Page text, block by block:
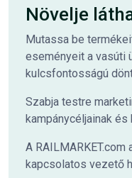
Növelje
Mutassa be
eseményeit a vasúti
kulcsfontosságú
Szabja testre
kampánycéljainak
A
kapcsolatos vezető